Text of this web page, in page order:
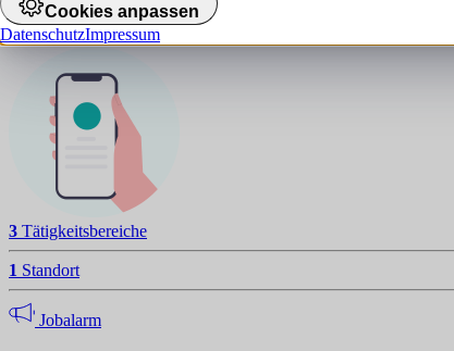
Jobalarm aktivieren
3 Tätigkeitsbereiche
1 Standort
Jobalarm
Cookies anpassen
DatenschutzImpressum